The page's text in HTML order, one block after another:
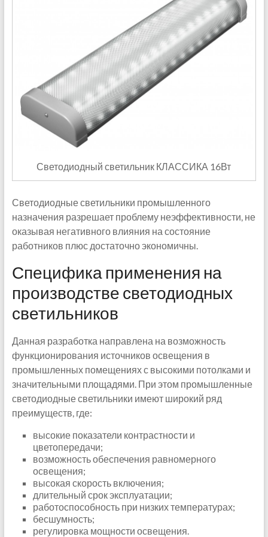
Светодиодный светильник КЛАССИКА 16Вт
Светодиодные светильники промышленного
назначения разрешает проблему неэффективности, не
оказывая негативного влияния на состояние
работников плюс достаточно экономичны.
Специфика применения на
производстве светодиодных
светильников
Данная разработка направлена на возможность
функционирования источников освещения в
промышленных помещениях с высокими потолками и
значительными площадями. При этом промышленные
светодиодные светильники имеют широкий ряд
преимуществ, где:
высокие показатели контрастности и
цветопередачи;
возможность обеспечения равномерного
освещения;
высокая скорость включения;
длительный срок эксплуатации;
работоспособность при низких температурах;
бесшумность;
регулировка мощности освещения.